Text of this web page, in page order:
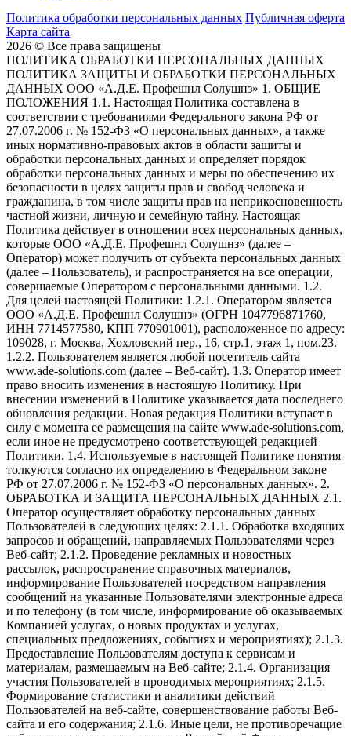
Политика обработки персональных данных Публичная оферта
Карта сайта
2026 © Все права защищены
ПОЛИТИКА ОБРАБОТКИ ПЕРСОНАЛЬНЫХ ДАННЫХ
ПОЛИТИКА ЗАЩИТЫ И ОБРАБОТКИ ПЕРСОНАЛЬНЫХ
ДАННЫХ ООО «А.Д.Е. Профешнл Солушнз» 1. ОБЩИЕ
ПОЛОЖЕНИЯ 1.1. Настоящая Политика составлена в
соответствии с требованиями Федерального закона РФ от
27.07.2006 г. № 152-ФЗ «О персональных данных», а также
иных нормативно-правовых актов в области защиты и
обработки персональных данных и определяет порядок
обработки персональных данных и меры по обеспечению их
безопасности в целях защиты прав и свобод человека и
гражданина, в том числе защиты прав на неприкосновенность
частной жизни, личную и семейную тайну. Настоящая
Политика действует в отношении всех персональных данных,
которые ООО «А.Д.Е. Профешнл Солушнз» (далее –
Оператор) может получить от субъекта персональных данных
(далее – Пользователь), и распространяется на все операции,
совершаемые Оператором с персональными данными. 1.2.
Для целей настоящей Политики: 1.2.1. Оператором является
ООО «А.Д.Е. Профешнл Солушнз» (ОГРН 1047796871760,
ИНН 7714577580, КПП 770901001), расположенное по адресу:
109028, г. Москва, Хохловский пер., 16, стр.1, этаж 1, пом.23.
1.2.2. Пользователем является любой посетитель сайта
www.ade-solutions.com (далее – Веб-сайт). 1.3. Оператор имеет
право вносить изменения в настоящую Политику. При
внесении изменений в Политике указывается дата последнего
обновления редакции. Новая редакция Политики вступает в
силу с момента ее размещения на сайте www.ade-solutions.com,
если иное не предусмотрено соответствующей редакцией
Политики. 1.4. Используемые в настоящей Политике понятия
толкуются согласно их определению в Федеральном законе
РФ от 27.07.2006 г. № 152-ФЗ «О персональных данных». 2.
ОБРАБОТКА И ЗАЩИТА ПЕРСОНАЛЬНЫХ ДАННЫХ 2.1.
Оператор осуществляет обработку персональных данных
Пользователей в следующих целях: 2.1.1. Обработка входящих
запросов и обращений, направляемых Пользователями через
Веб-сайт; 2.1.2. Проведение рекламных и новостных
рассылок, распространение справочных материалов,
информирование Пользователей посредством направления
сообщений на указанные Пользователями электронные адреса
и по телефону (в том числе, информирование об оказываемых
Компанией услугах, о новых продуктах и услугах,
специальных предложениях, событиях и мероприятиях); 2.1.3.
Предоставление Пользователям доступа к сервисам и
материалам, размещаемым на Веб-сайте; 2.1.4. Организация
участия Пользователей в проводимых мероприятиях; 2.1.5.
Формирование статистики и аналитики действий
Пользователей на веб-сайте, совершенствование работы Веб-
сайта и его содержания; 2.1.6. Иные цели, не противоречащие